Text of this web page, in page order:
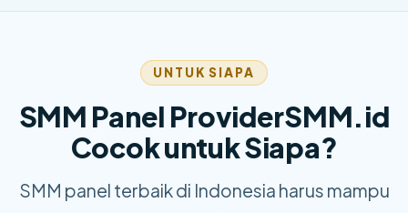
UNTUK SIAPA
SMM Panel ProviderSMM.id
Cocok untuk Siapa?
SMM panel terbaik di Indonesia harus mampu